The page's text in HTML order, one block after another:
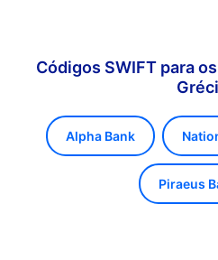
Códigos SWIFT para
Alpha Bank
Piraeus